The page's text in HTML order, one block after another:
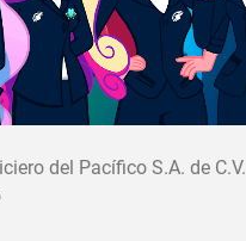
del Pacífico S.A. de C.V.